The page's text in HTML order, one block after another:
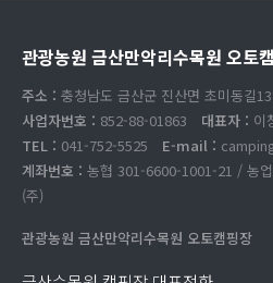
관광농원 금산만악리수목원 오토
주소 : 충청남도 금산군 진산면 초미동길
사업자번호 : 852-88-01863 대표자 : 이
TEL : 041-752-5525 E-mail :
계좌번호 : 농협 301-6600-1001-21 / 농
(주)
관광농원 금산만악리수목원 오토캠핑장